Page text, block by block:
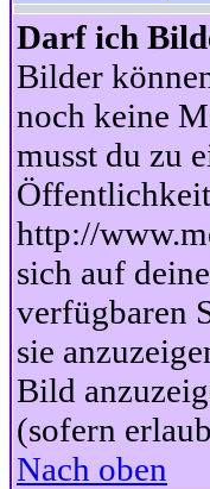
Darf ich
Bilder
noch keine
musst du zu
http://
sich auf
verfügbaren
sie
Bild
(sofern
Nach oben